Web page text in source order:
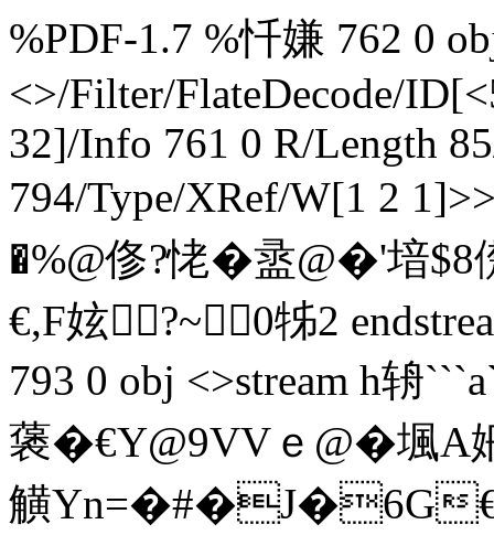
%PDF-1.7 %忏嫌 762 0
<>/Filter/FlateDecode/
32]/Info 761 0 R/Length
794/Type/XRef/W[1 2
�%@俢?恅�盝@�'堷$8
€,F妶?~0牬2
793 0 obj <>stream h
藵�€Y@9VVｅ@�
觵Yn=�#�J�6G€